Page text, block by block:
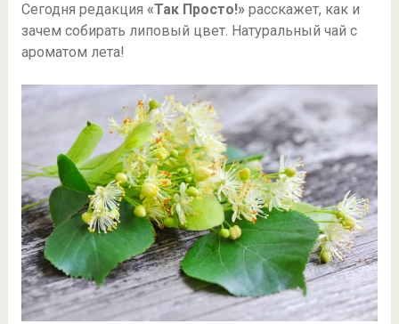
Сегодня редакция «Так Просто!»расскажет, как и
зачем собирать липовый цвет. Натуральный чай с
ароматом лета!